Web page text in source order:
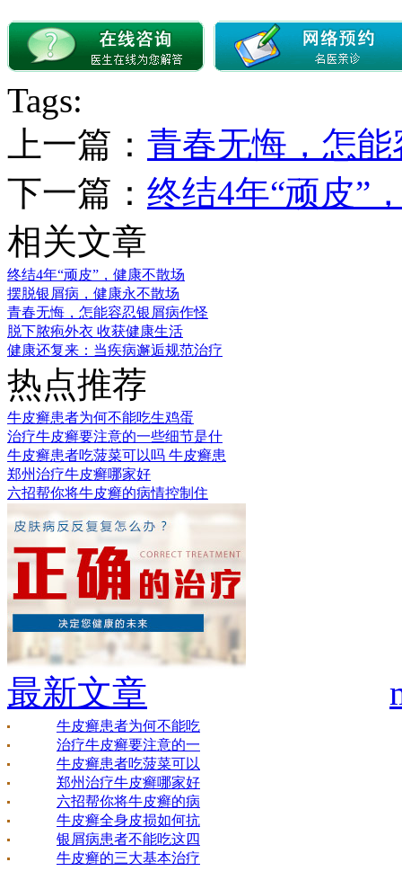
Tags:
上一篇： 青春无悔，怎
下一篇： 终结4年“顽皮”
相关文章
终结4年“顽皮”，健康不散场
摆脱银屑病，健康永不散场
青春无悔，怎能容忍银屑病作怪
脱下脓疱外衣 收获健康生活
健康还复来：当疾病邂逅规范治疗
热点推荐
牛皮癣患者为何不能吃生鸡蛋
治疗牛皮癣要注意的一些细节是什
牛皮癣患者吃菠菜可以吗 牛皮癣患
郑州治疗牛皮癣哪家好
六招帮你将牛皮癣的病情控制住
最新文章
牛皮癣患者为何不能吃
治疗牛皮癣要注意的一
牛皮癣患者吃菠菜可以
郑州治疗牛皮癣哪家好
六招帮你将牛皮癣的病
牛皮癣全身皮损如何抗
银屑病患者不能吃这四
牛皮癣的三大基本治疗